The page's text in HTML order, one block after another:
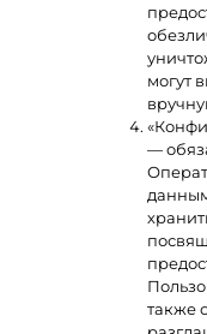
могут
—
также